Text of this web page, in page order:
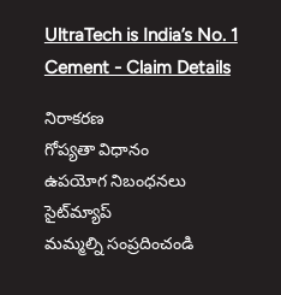
UltraTech is India’s No. 1
Cement - Claim Details
నిరాకరణ
గోప్యతా విధానం
ఉపయోగ నిబంధనలు
సైట్‌మ్యాప్
మమ్మల్ని సంప్రదించండి